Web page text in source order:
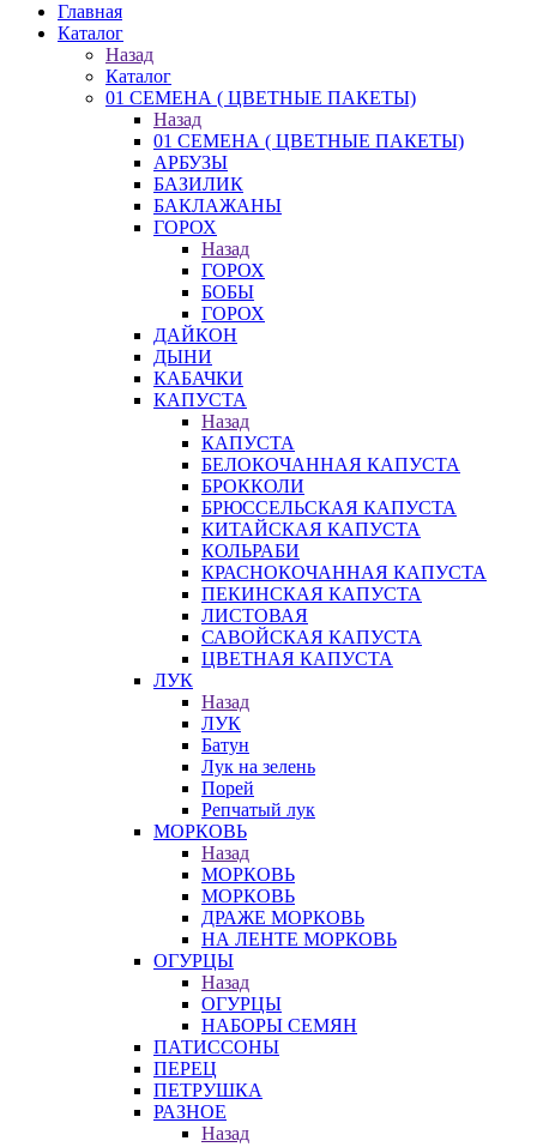
Главная
Каталог
Назад
Каталог
01 СЕМЕНА ( ЦВЕТНЫЕ ПАКЕТЫ)
Назад
01 СЕМЕНА ( ЦВЕТНЫЕ ПАКЕТЫ)
АРБУЗЫ
БАЗИЛИК
БАКЛАЖАНЫ
ГОРОХ
Назад
ГОРОХ
БОБЫ
ГОРОХ
ДАЙКОН
ДЫНИ
КАБАЧКИ
КАПУСТА
Назад
КАПУСТА
БЕЛОКОЧАННАЯ КАПУСТА
БРОККОЛИ
БРЮССЕЛЬСКАЯ КАПУСТА
КИТАЙСКАЯ КАПУСТА
КОЛЬРАБИ
КРАСНОКОЧАННАЯ КАПУСТА
ПЕКИНСКАЯ КАПУСТА
ЛИСТОВАЯ
САВОЙСКАЯ КАПУСТА
ЦВЕТНАЯ КАПУСТА
ЛУК
Назад
ЛУК
Батун
Лук на зелень
Порей
Репчатый лук
МОРКОВЬ
Назад
МОРКОВЬ
МОРКОВЬ
ДРАЖЕ МОРКОВЬ
НА ЛЕНТЕ МОРКОВЬ
ОГУРЦЫ
Назад
ОГУРЦЫ
НАБОРЫ СЕМЯН
ПАТИССОНЫ
ПЕРЕЦ
ПЕТРУШКА
РАЗНОЕ
Назад